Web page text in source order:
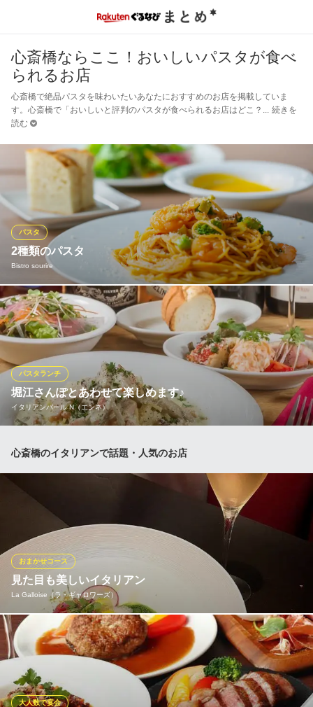
心斎橋ならここ！おいしいパスタが食べ
られるお店
心斎橋で絶品パスタを味わいたいあなたにおすすめのお店を掲載していま
す。心斎橋で「おいしいと評判のパスタが食べられるお店はどこ？
続きを
読む
2種類のパスタ
Bistro sourire
パスタ
ビストロのパスタが大人気でランチだけではなくディナーでもご
用意しております。オイルパスタ、クリームパスタ、トマトソー
スパスタなど２種類をご用意しております。
Bistro sourire
カジュアルビストロ
大阪メトロ長堀鶴見緑地線西大橋駅 徒歩2分
大阪府大阪市西区新町1-29-5
堀江さんぽとあわせて楽しめます♪
イタリアンバール N（エンネ）
パスタランチ
当店のランチはパスタ2種またはリゾットなどの日替わりメニュー
コンと大葉のトマトクリーム」や「鶏ミンチとキノコのクリーム
リゾット」などからチョイス。また、休日は前菜が付くプチ贅沢
ランチやメイン付きの豪華ランチをご提供！
イタリアンバール N（エンネ）
イタリア料理とワイン
大阪メトロ長堀鶴見緑地線西長堀駅 徒歩7分
大阪府大阪市西区南堀江2-10-6
心斎橋のイタリアンで話題・人気のお店
見た目も美しいイタリアン
La Galloise（ラ・ギャロワーズ）
おまかせコース
その時々に仕入れた旬の食材をふんだんに使用したシェフ渾身の
コース料理が大人気★見た目も美しく芸術的なお料理の数々は、
デートや記念日のご利用にも最適◎特に女性の皆様から大変ご好
評いただいております。
大人数で宴会